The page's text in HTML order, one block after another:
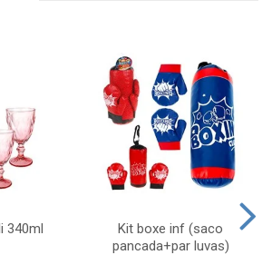
340ml
Kit boxe inf (saco
pancada+par luvas)